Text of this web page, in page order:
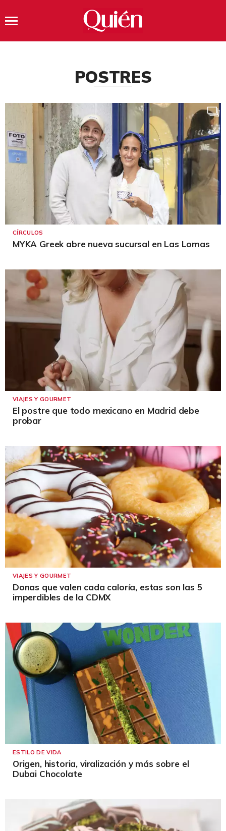
POSTRES
CÍRCULOS
MYKA Greek abre nueva sucursal en Las Lomas
VIAJES Y GOURMET
El postre que todo mexicano en Madrid debe
probar
VIAJES Y GOURMET
Donas que valen cada caloría, estas son las 5
imperdibles de la CDMX
ESTILO DE VIDA
Origen, historia, viralización y más sobre el
Dubai Chocolate